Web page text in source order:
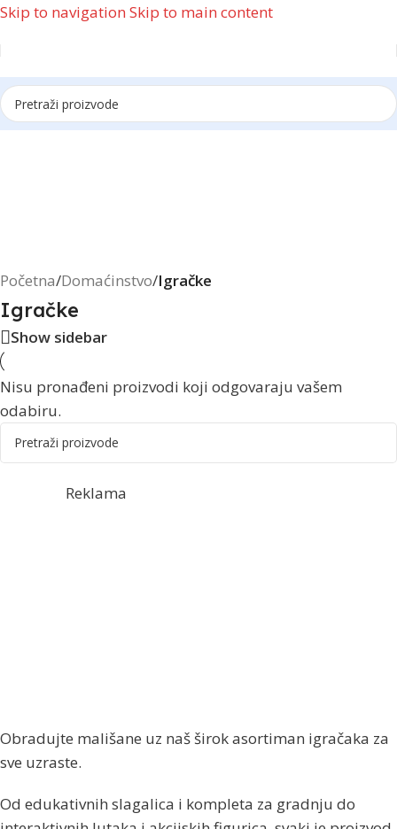
Skip to navigation Skip to main content
Reklama
Početna/Domaćinstvo/Igračke
Igračke
Show sidebar
Nisu pronađeni proizvodi koji odgovaraju vašem
odabiru.
Reklama
Obradujte mališane uz naš širok asortiman igračaka za
sve uzraste.
Od edukativnih slagalica i kompleta za gradnju do